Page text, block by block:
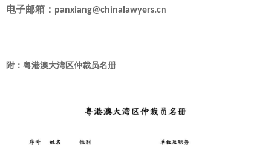
电子邮箱： panxiang@chinalawyers.cn
附：粤港澳大湾区仲裁员名册